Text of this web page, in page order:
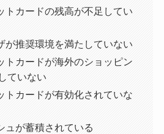
トカードの残高が不足してい
が推奨環境を満たしていない
トカードが海外のショッピン
ていない
トカードが有効化されていな
ュが蓄積されている